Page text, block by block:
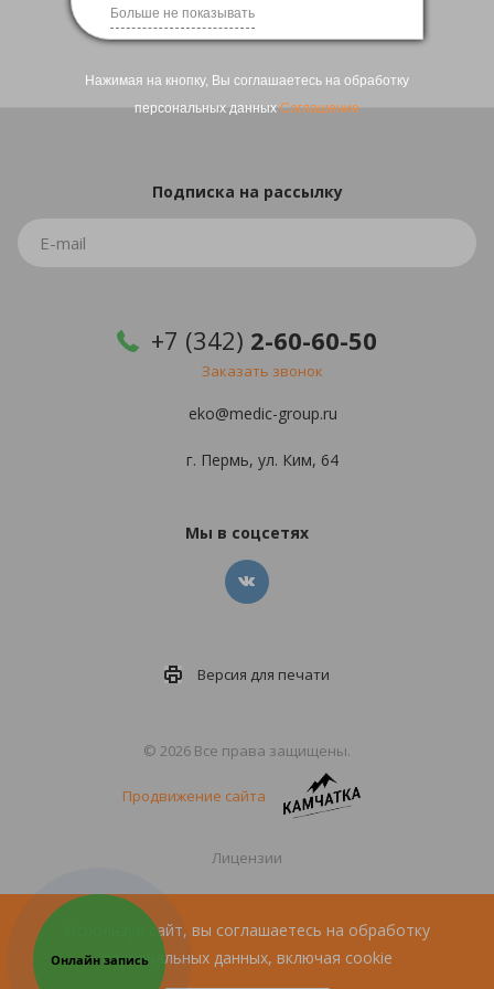
Больше не показывать
Нажимая на кнопку, Вы соглашаетесь на обработку
персональных данных Соглашение
Используя сайт, вы соглашаетесь на обработку
персональных данных, включая cookie
Подписка на рассылку
+7 (342) 2-60-60-50
Заказать звонок
eko@medic-group.ru
г. Пермь, ул. Ким, 64
Мы в соцсетях
Версия для печати
© 2026 Все права защищены.
Продвижение сайта
Лицензии
Политика конфиденциальности